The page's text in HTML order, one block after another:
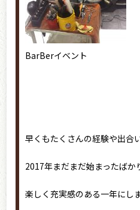
BarBerイベント
早くもたくさんの経験や出合
2017年まだまだ始まったばか
楽しく充実感のある一年にし